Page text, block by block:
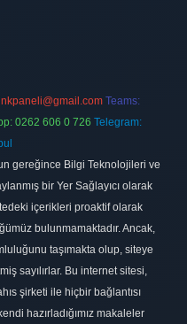
Teams:
0262 606 0 726 Telegram:
gereğince Bilgi Teknolojileri ve
bir Yer Sağlayıcı olarak
içerikleri proaktif olarak
bulunmamaktadır. Ancak,
taşımakta olup, siteye
sayılırlar. Bu internet sitesi,
şirketi ile hiçbir bağlantısı
hazırladığımız makaleler